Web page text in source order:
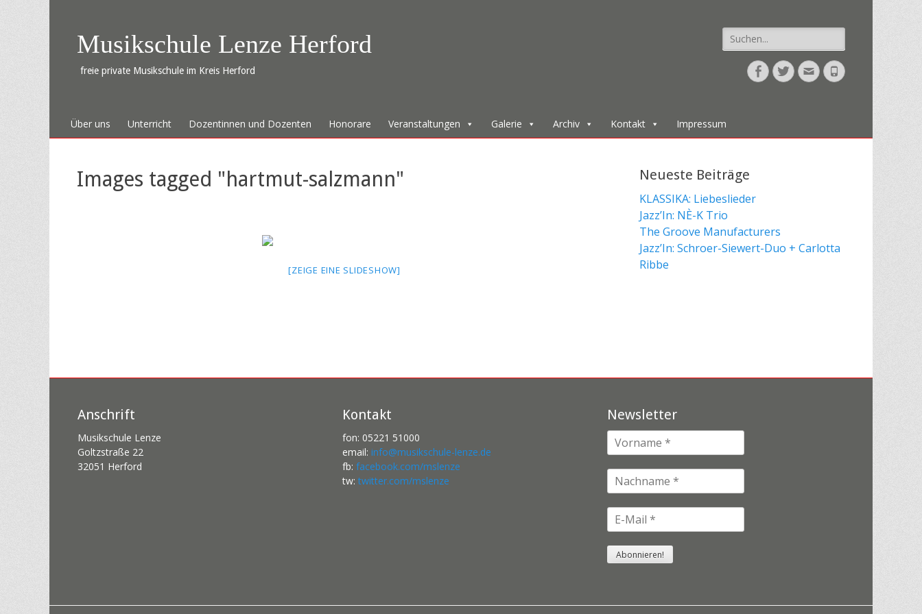
Musikschule Lenze Herford
freie private Musikschule im Kreis Herford
Suche
nach:
Facebook
Twitter
E-
Mail
Telefon
Primäres Menü
Zum
Inhalt
Über uns Unterricht Dozentinnen und Dozenten Honorare Veranstaltungen Galerie Archiv Kontakt Impressum
Images tagged "hartmut-salzmann"
[ZEIGE EINE SLIDESHOW]
Neueste Beiträge
KLASSIKA: Liebeslieder
Jazz’In: NÈ-K Trio
The Groove Manufacturers
Jazz’In: Schroer-Siewert-Duo + Carlotta
Ribbe
Anschrift
Musikschule Lenze
Goltzstraße 22
32051 Herford
Kontakt
fon: 05221 51000
email: info@musikschule-lenze.de
fb: facebook.com/mslenze
tw: twitter.com/mslenze
Newsletter